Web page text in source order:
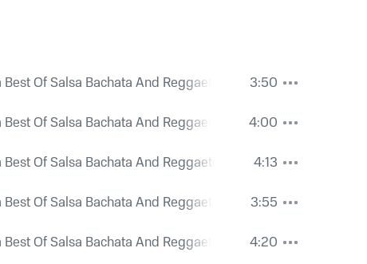
Of Salsa Bachata And Reggaeton
3:50
Of Salsa Bachata And Reggaeton
4:00
Of Salsa Bachata And Reggaeton
4:13
Of Salsa Bachata And Reggaeton
3:55
Of Salsa Bachata And Reggaeton
4:20